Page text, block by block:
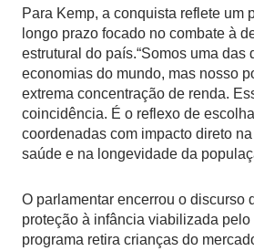
Para Kemp, a conquista reflete um
longo prazo focado no combate à
estrutural do país.“Somos uma das
economias do mundo, mas nosso
extrema concentração de renda.
coincidência. É o reflexo de
coordenadas com impacto direto
saúde e na longevidade da
O parlamentar encerrou o discurso
proteção à infância viabilizada pelo
programa retira crianças do